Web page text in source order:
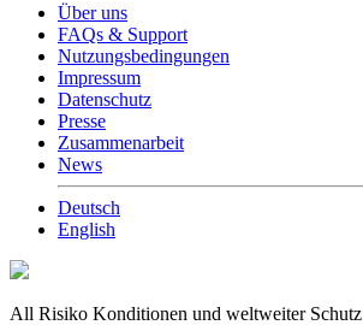
Über uns
FAQs & Support
Nutzungsbedingungen
Impressum
Datenschutz
Presse
Zusammenarbeit
News
Deutsch
English
All Risiko Konditionen und weltweiter Schutz